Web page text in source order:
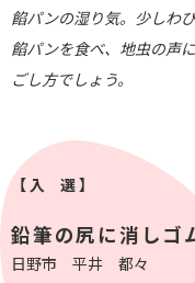
餡パンの湿り気。少しわ
餡パンを食べ、地虫の声
ごし方でしょう。
【 入 選 】
鉛筆の尻に消しゴ
日野市 平井 都々